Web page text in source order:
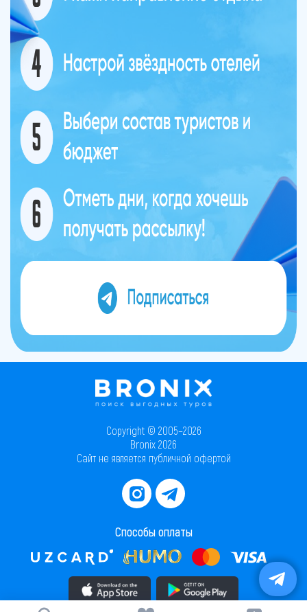
Copyright © 2005–2026
Bronix 2026
Сайт не является публичной офертой
Способы оплаты
Скачать приложение в AppStore Скачать приложение в PlayMarket